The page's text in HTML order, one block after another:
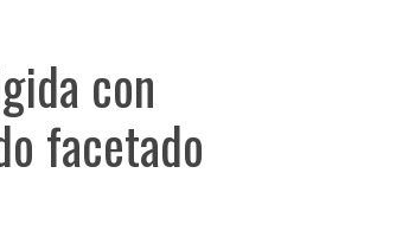
con
facetado